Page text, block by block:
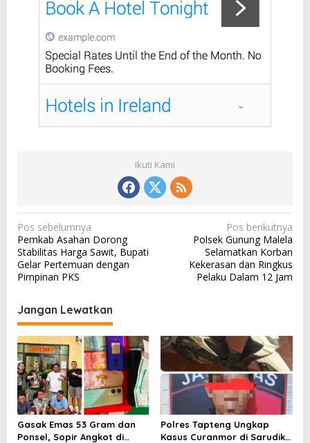
Ikuti Kami
N
a
v
i
g
a
s
i
p
o
s
Pos sebelumnya
Pemkab Asahan Dorong
Stabilitas Harga Sawit, Bupati
Gelar Pertemuan dengan
Pimpinan PKS
Pos berikutnya
Polsek Gunung Malela
Selamatkan Korban
Kekerasan dan Ringkus
Pelaku Dalam 12 Jam
Jangan Lewatkan
Gasak Emas 53 Gram dan
Ponsel, Sopir Angkot di
Polres Tapteng Ungkap
Kasus Curanmor di Sarudik,